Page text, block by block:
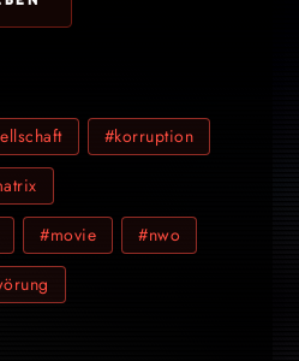
#korruption
#movie #nwo